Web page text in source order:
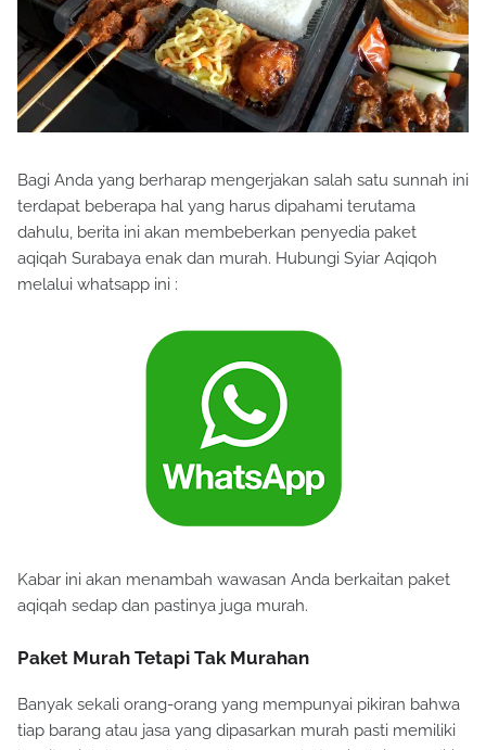
Bagi Anda yang berharap mengerjakan salah satu sunnah ini
terdapat beberapa hal yang harus dipahami terutama
dahulu, berita ini akan membeberkan penyedia paket
aqiqah Surabaya enak dan murah. Hubungi Syiar Aqiqoh
melalui whatsapp ini :
Kabar ini akan menambah wawasan Anda berkaitan paket
aqiqah sedap dan pastinya juga murah.
Paket Murah Tetapi Tak Murahan
Banyak sekali orang-orang yang mempunyai pikiran bahwa
tiap barang atau jasa yang dipasarkan murah pasti memiliki